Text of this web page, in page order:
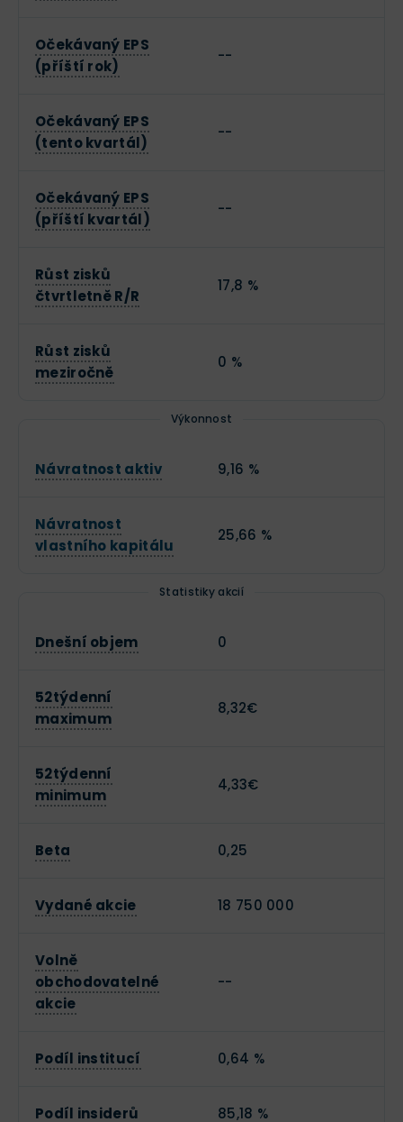
Očekávaný EPS
(příští rok)
--
Očekávaný EPS
(tento kvartál)
--
Očekávaný EPS
(příští kvartál)
--
Růst zisků
čtvrtletně R/R
17,8 %
Růst zisků
meziročně
0 %
Výkonnost
Návratnost aktiv 9,16 %
Návratnost
vlastního kapitálu
25,66 %
Statistiky akcií
Dnešní objem 0
52týdenní
maximum
8,32€
52týdenní
minimum
4,33€
Beta 0,25
Vydané akcie 18 750 000
Volně
obchodovatelné
akcie
--
Podíl institucí 0,64 %
Podíl insiderů 85,18 %